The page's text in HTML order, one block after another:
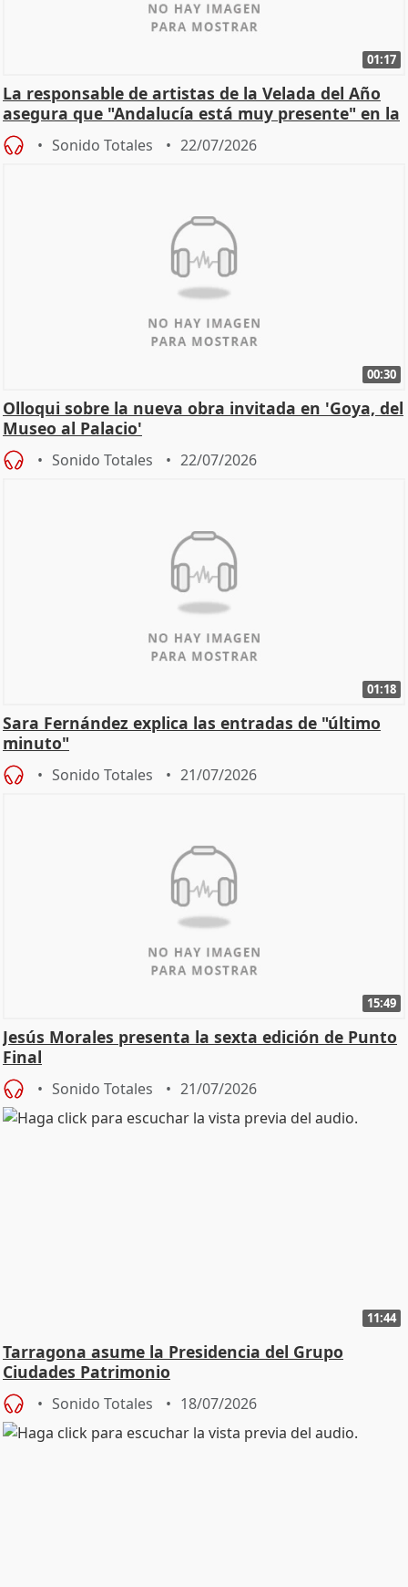
01:17
La responsable de artistas de la Velada del Año
asegura que "Andalucía está muy presente" en la
cita
Sonido Totales 22/07/2026
00:30
Olloqui sobre la nueva obra invitada en 'Goya, del
Museo al Palacio'
Sonido Totales 22/07/2026
01:18
Sara Fernández explica las entradas de "último
minuto"
Sonido Totales 21/07/2026
15:49
Jesús Morales presenta la sexta edición de Punto
Final
Sonido Totales 21/07/2026
11:44
Tarragona asume la Presidencia del Grupo
Ciudades Patrimonio
Sonido Totales 18/07/2026